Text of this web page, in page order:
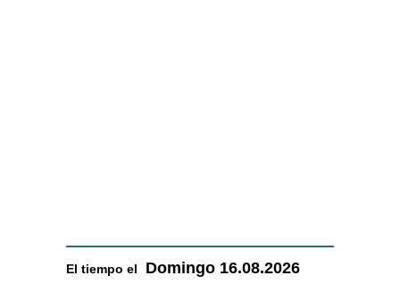
El tiempo el Domingo 16.08.2026